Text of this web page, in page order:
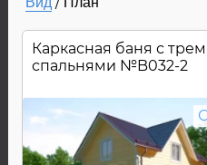
Каркасная баня с
спальнями №B032-2